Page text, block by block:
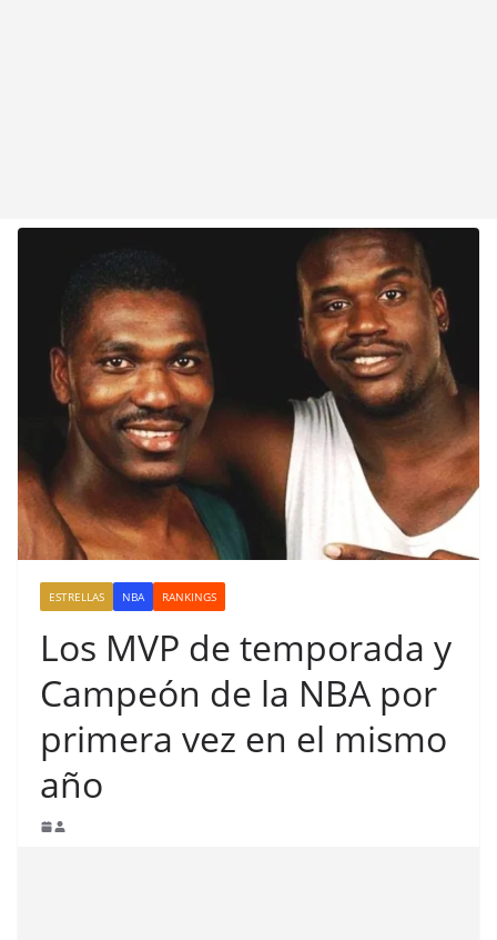
ESTRELLAS NBA RANKINGS
Los MVP de temporada y
Campeón de la NBA por
primera vez en el mismo
año